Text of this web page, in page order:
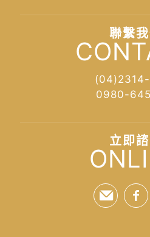
聯繫我
0980-
立即